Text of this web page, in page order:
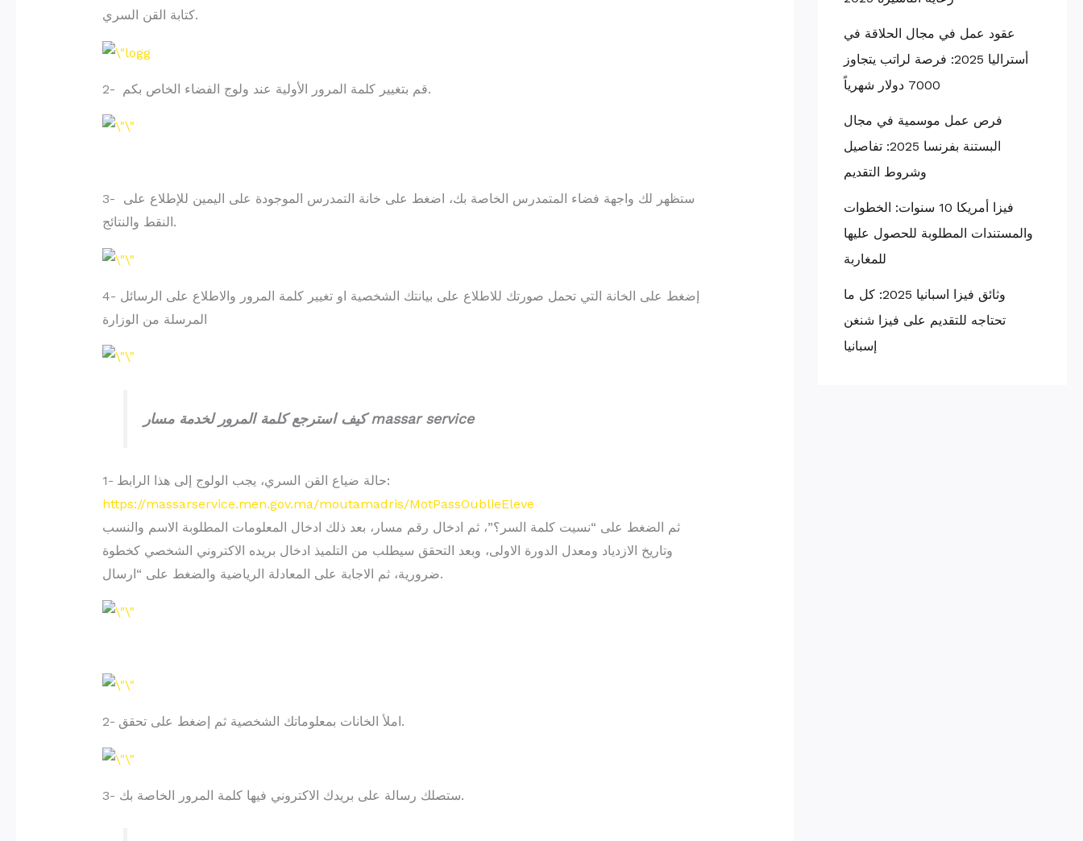
كتابة القن السري.
2- قم بتغيير كلمة المرور الأولية عند ولوج الفضاء الخاص بكم.
3- ستظهر لك واجهة فضاء المتمدرس الخاصة بك، اضغط على خانة التمدرس الموجودة على اليمين للإطلاع على
النقط والنتائج.
4- إضغط على الخانة التي تحمل صورتك للاطلاع على بيانتك الشخصية او تغيير كلمة المرور والاطلاع على الرسائل
المرسلة من الوزارة
كيف استرجع كلمة المرور لخدمة مسارmassar service
1- حالة ضياع القن السري، يجب الولوج إلى هذا الرابط:
https://massarservice.men.gov.ma/moutamadris/MotPassOublieEleve
ثم الضغط على “نسيت كلمة السر؟”، ثم ادخال رقم مسار، بعد ذلك ادخال المعلومات المطلوبة الاسم والنسب
وتاريخ الازدياد ومعدل الدورة الاولى، وبعد التحقق سيطلب من التلميذ ادخال بريده الاكتروني الشخصي كخطوة
ضرورية، ثم الاجابة على المعادلة الرياضية والضغط على “ارسال.
2- املأ الخانات بمعلوماتك الشخصية ثم إضغط على تحقق.
3- ستصلك رسالة على بريدك الاكتروني فيها كلمة المرور الخاصة بك.
عقود عمل في مجال الحلاقة في
أستراليا 2025: فرصة لراتب يتجاوز
7000 دولار شهرياً
فرص عمل موسمية في مجال
البستنة بفرنسا 2025: تفاصيل
وشروط التقديم
فيزا أمريكا 10 سنوات: الخطوات
والمستندات المطلوبة للحصول عليها
للمغاربة
وثائق فيزا اسبانيا 2025: كل ما
تحتاجه للتقديم على فيزا شنغن
إسبانيا